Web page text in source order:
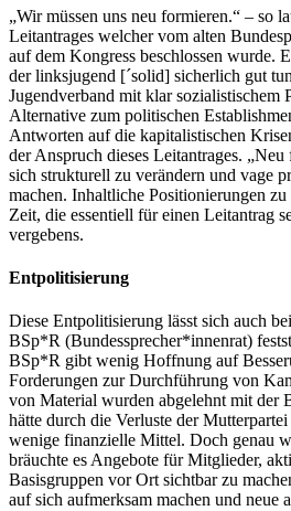
„Wir müssen uns neu formieren.“ – so
Leitantrages welcher vom alten
auf dem Kongress beschlossen wurde.
der linksjugend [´solid] sicherlich gut
Jugendverband mit klar sozialistischem
Alternative zum politischen
Antworten auf die kapitalistischen
der Anspruch dieses Leitantrages.
sich strukturell zu verändern und vage
machen. Inhaltliche Positionierungen
Zeit, die essentiell für einen Leitantrag
vergebens.
Entpolitisierung
Diese Entpolitisierung lässt sich auch
BSp*R (Bundessprecher*innenrat)
BSp*R gibt wenig Hoffnung auf
Forderungen zur Durchführung von
von Material wurden abgelehnt mit der
hätte durch die Verluste der
wenige finanzielle Mittel. Doch genau
bräuchte es Angebote für Mitglieder,
Basisgruppen vor Ort sichtbar zu
auf sich aufmerksam machen und